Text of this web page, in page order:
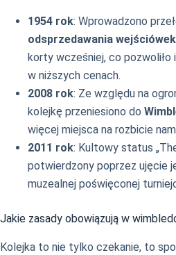
1954 rok: Wprowadzono
odsprzedawania wejściówek
korty wcześniej, co pozwoliło
w niższych cenach.
2008 rok: Ze względu na
kolejkę przeniesiono do
więcej miejsca na rozbicie
2011 rok: Kultowy status
potwierdzony poprzez ujęcie
muzealnej poświęconej
Jakie zasady obowiązują w
Kolejka to nie tylko czekanie, to